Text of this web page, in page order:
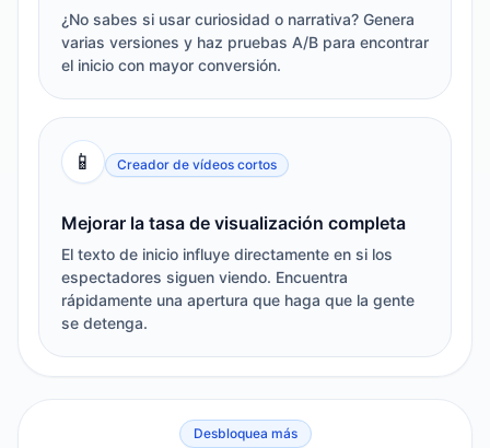
¿No sabes si usar curiosidad o narrativa? Genera
varias versiones y haz pruebas A/B para encontrar
el inicio con mayor conversión.
📱 Creador de vídeos cortos
Mejorar la tasa de visualización completa
El texto de inicio influye directamente en si los
espectadores siguen viendo. Encuentra
rápidamente una apertura que haga que la gente
se detenga.
Desbloquea más